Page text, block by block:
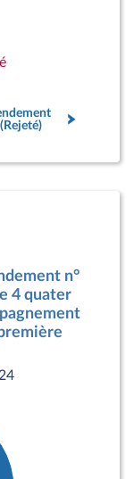
n°
4 quater